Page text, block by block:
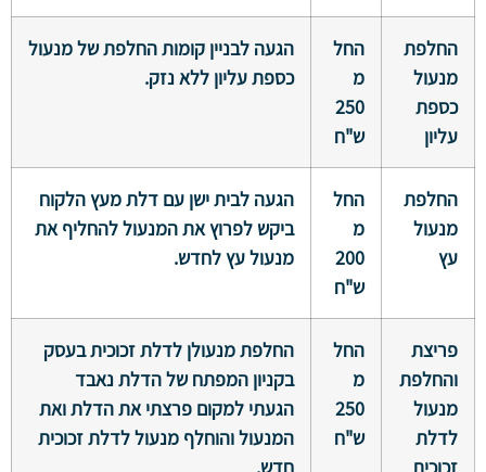
החלפת
מנעול
כספת
עליון
החל
מ
250
ש"ח
הגעה לבניין קומות החלפת של מנעול
כספת עליון ללא נזק.
החלפת
מנעול
עץ
החל
מ
200
ש"ח
הגעה לבית ישן עם דלת מעץ הלקוח
ביקש לפרוץ את המנעול להחליף את
מנעול עץ לחדש.
פריצת
והחלפת
מנעול
לדלת
החל
מ
250
ש"ח
החלפת מנעולן לדלת זכוכית בעסק
בקניון המפתח של הדלת נאבד
הגעתי למקום פרצתי את הדלת ואת
המנעול והוחלף מנעול לדלת זכוכית